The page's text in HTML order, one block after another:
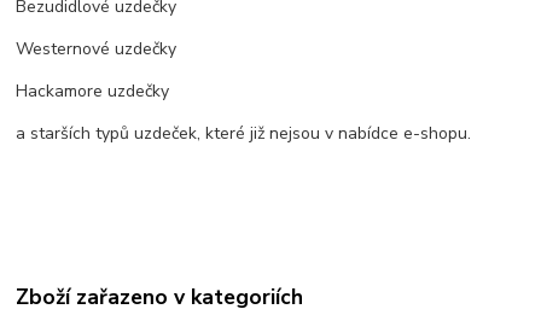
Bezudidlové uzdečky
Westernové uzdečky
Hackamore uzdečky
a starších typů uzdeček, které již nejsou v nabídce e-shopu.
Zboží zařazeno v kategoriích